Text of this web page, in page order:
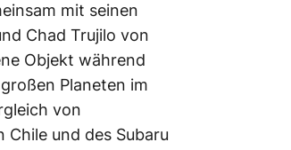
mit seinen
Chad Trujilo von
Objekt während
Planeten im
von
und des Subaru